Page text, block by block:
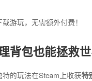
游玩，无需额外付费！
背包也能拯救世
的玩法在Steam上收获特